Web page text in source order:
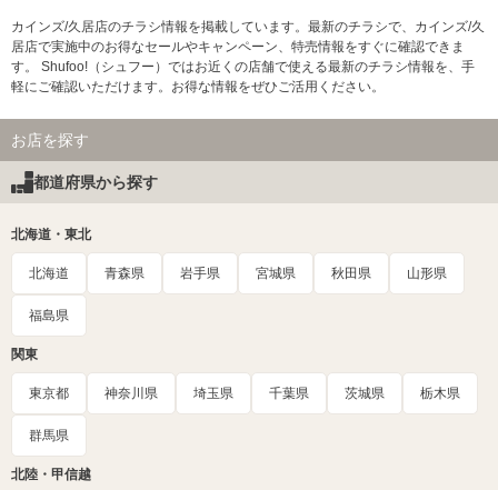
カインズ/久居店のチラシ情報を掲載しています。最新のチラシで、カインズ/久
居店で実施中のお得なセールやキャンペーン、特売情報をすぐに確認できま
す。 Shufoo!（シュフー）ではお近くの店舗で使える最新のチラシ情報を、手
軽にご確認いただけます。お得な情報をぜひご活用ください。
お店を探す
都道府県から探す
北海道・東北
北海道 青森県 岩手県 宮城県 秋田県 山形県
福島県
関東
東京都 神奈川県 埼玉県 千葉県 茨城県 栃木県
群馬県
北陸・甲信越